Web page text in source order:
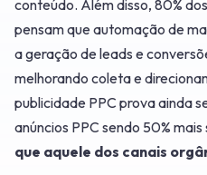
conteúdo. Além disso, 80%
pensam que automação de
a geração de leads e
melhorando coleta e
publicidade PPC prova ainda
anúncios PPC sendo 50%
que aquele dos canais